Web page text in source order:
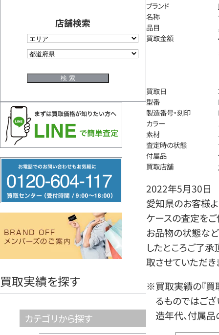
店舗検索
リ
ー
ヤ
買取実績を探す
カテゴリから探す
ブランド
名称
品目
買取金額
買取日
型番
製造番号・刻印
カラー
素材
査定時の状態
付属品
買取店舗
2022年5月30日
愛知県のお客様よ
ケースの査定をご
お品物の状態など
したところご了
取させていただき
※買取実績の『買
るものではござ
造年代、付属品